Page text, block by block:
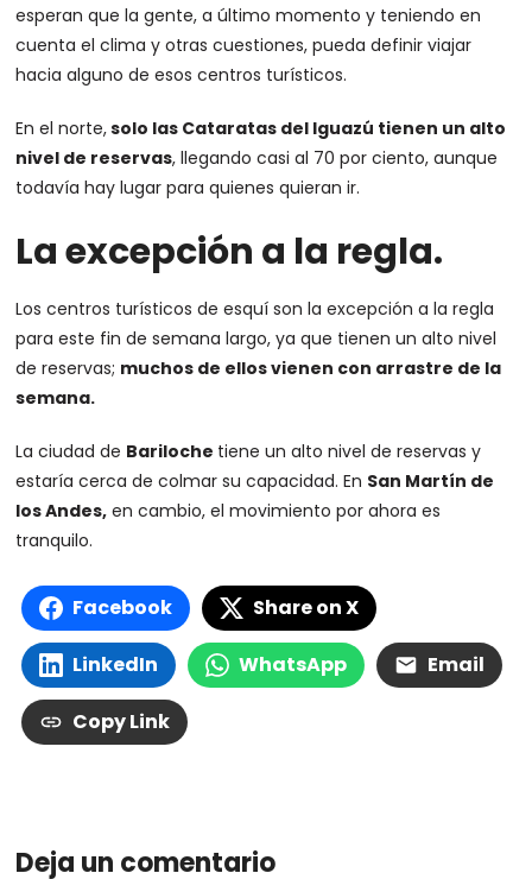
esperan que la gente, a último momento y teniendo en
cuenta el clima y otras cuestiones, pueda definir viajar
hacia alguno de esos centros turísticos.
En el norte,solo las Cataratas del Iguazú tienen un alto
nivel de reservas, llegando casi al 70 por ciento, aunque
todavía hay lugar para quienes quieran ir.
La excepción a la regla.
Los centros turísticos de esquí son la excepción a la regla
para este fin de semana largo, ya que tienen un alto nivel
de reservas; muchos de ellos vienen con arrastre de la
semana.
La ciudad de Bariloche tiene un alto nivel de reservas y
estaría cerca de colmar su capacidad. En San Martín de
los Andes, en cambio, el movimiento por ahora es
tranquilo.
Facebook Share on X
LinkedIn WhatsApp Email
Copy Link
Deja un comentario